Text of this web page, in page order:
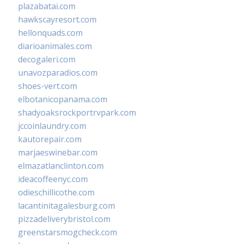
plazabatai.com
hawkscayresort.com
hellonquads.com
diarioanimales.com
decogaleri.com
unavozparadios.com
shoes-vert.com
elbotanicopanama.com
shadyoaksrockportrvpark.com
jccoinlaundry.com
kautorepair.com
marjaeswinebar.com
elmazatlanclinton.com
ideacoffeenyc.com
odieschillicothe.com
lacantinitagalesburg.com
pizzadeliverybristol.com
greenstarsmogcheck.com